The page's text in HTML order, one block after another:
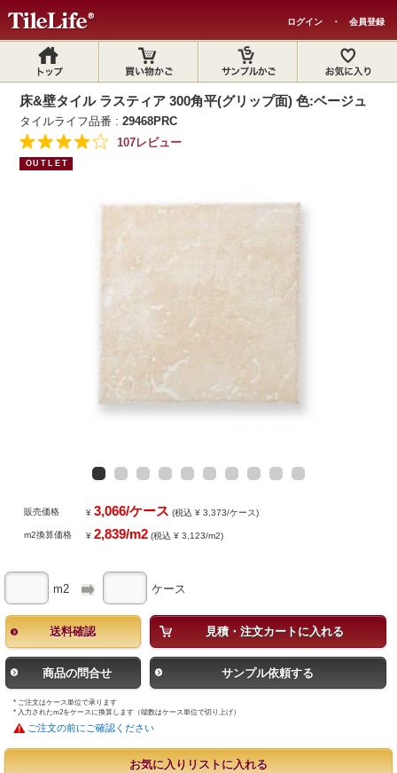
ログイン ・ 会員登録
床&壁タイル ラスティア 300角平(グリップ面) 色:ベージュ
タイルライフ品番 :29468PRC
107レビュー
OUTLET
販売価格 ¥3,066/ケース (税込 ¥ 3,373/ケース)
m2換算価格 ¥2,839/m2 (税込 ¥ 3,123/m2)
m2 ケース
送料確認 見積・注文カートに入れる
商品の問合せ サンプル依頼する
* ご注文はケース単位で承ります
* 入力されたm2をケースに換算します（端数はケース単位で切り上げ）
ご注文の前にご確認ください
お気に入りリストに入れる